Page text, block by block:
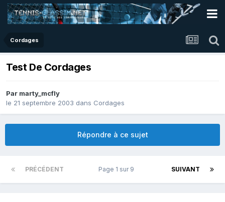
Cordages
Test De Cordages
Par marty_mcfly
le 21 septembre 2003 dans Cordages
Répondre à ce sujet
PRÉCÉDENT SUIVANT
Page 1 sur 9